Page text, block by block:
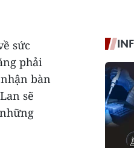
sức
phải
bàn
sẽ